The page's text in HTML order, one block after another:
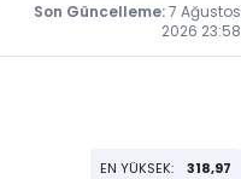
Son Güncelleme:7 Ağustos
2026 23:58
EN YÜKSEK: 318,97